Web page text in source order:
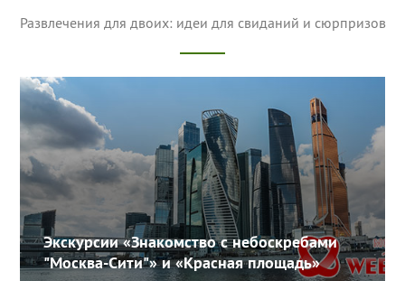
Развлечения для двоих: идеи для свиданий и сюрпризов
Экскурсии «Знакомство с небоскребами
"Москва-Сити"» и «Красная площадь»